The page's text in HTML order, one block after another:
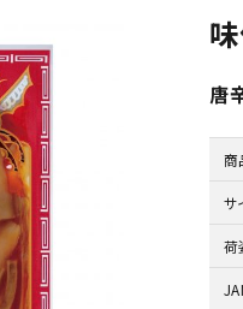
唐
商
サ
荷